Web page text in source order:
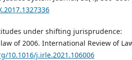
under shifting jurisprudence:
of 2006. International Review of
10.1016/j.irle.2021.106006